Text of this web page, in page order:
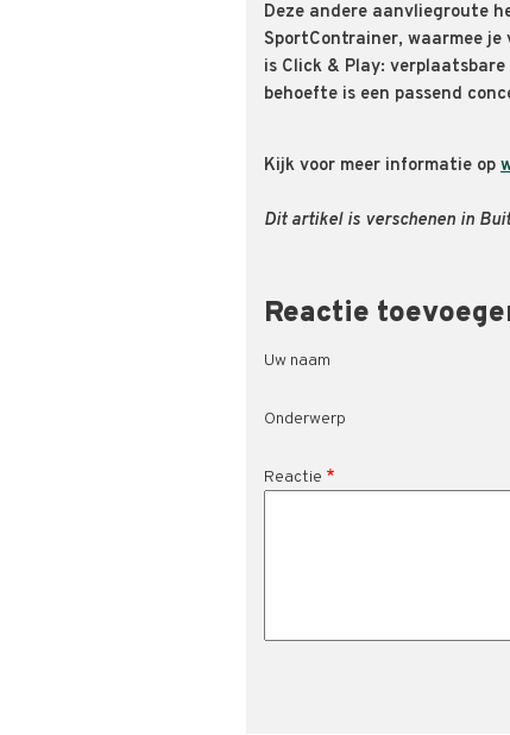
Deze andere aanvliegroute
SportContrainer, waarmee je
is Click & Play: verplaatsbare
behoefte is een passend
Kijk voor meer informatie op
Dit artikel is verschenen in
Reactie
Uw naam
Onderwerp
Reactie